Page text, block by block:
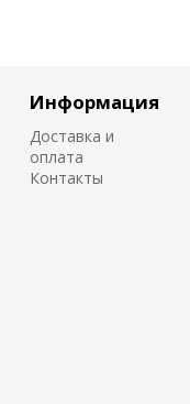
Информация
Доставка и
оплата
Контакты